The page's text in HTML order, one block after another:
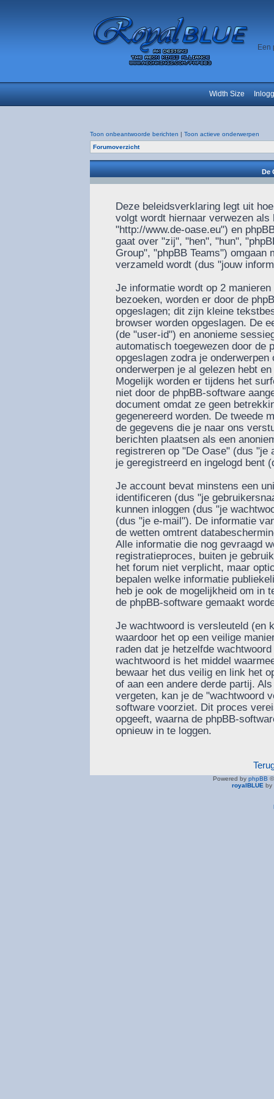
Een
Width Size
Toon onbeantwoorde berichten | Toon actieve onderwerpen
Forumoverzicht
De
Deze beleidsverklaring legt uit
volgt wordt hiernaar verwezen
"http://www.de-oase.eu") en
gaat over "zij", "hen", "hun",
Group", "phpBB Teams")
verzameld wordt (dus "jouw
Je informatie wordt op 2
bezoeken, worden er door de
opgeslagen; dit zijn kleine
browser worden opgeslagen. De
(de "user-id") en anonieme
automatisch toegewezen door de
opgeslagen zodra je
onderwerpen je al gelezen hebt
Mogelijk worden er tijdens het
niet door de phpBB-software
document omdat ze geen
gegenereerd worden. De tweede
de gegevens die je naar ons
berichten plaatsen als een
registreren op "De Oase" (dus "je
je geregistreerd en ingelogd bent
Je account bevat minstens een
identificeren (dus "je
kunnen inloggen (dus "je
(dus "je e-mail"). De informatie
de wetten omtrent
Alle informatie die nog gevraagd
registratieproces, buiten je
het forum niet verplicht, maar
bepalen welke informatie
heb je ook de mogelijkheid om in
de phpBB-software gemaakt
Je wachtwoord is versleuteld (en
waardoor het op een veilige
raden dat je hetzelfde
wachtwoord is het middel
bewaar het dus veilig en link het
of aan een andere derde partij.
vergeten, kan je de "wachtwoord
software voorziet. Dit proces
opgeeft, waarna de phpBB-
opnieuw in te loggen.
Powered by phpBB
royalBLUE by